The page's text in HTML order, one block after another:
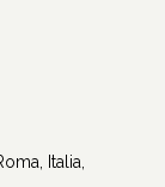
Italia,